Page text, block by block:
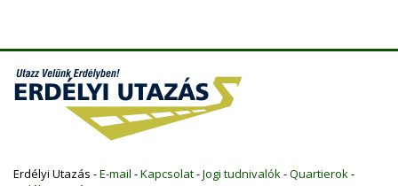
Erdélyi Utazás -E-mail -Kapcsolat-Jogi tudnivalók-Quartierok-